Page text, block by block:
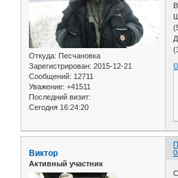
Откуда: Песчановка
Зарегистрирован: 2015-12-21
Сообщений: 12711
Уважение: +41511
Последний визит:
Сегодня 16:24:20
0
Виктор
Активный участник